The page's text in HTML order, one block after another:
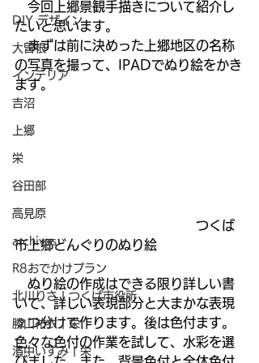
DIY デザイン
大曽根
インテリア
吉沼
上郷
栄
谷田部
高見原
archives
R8おでかけプラン
北川りさ | つくば市役所
勝山祐衣 | 栄
濱中いずみ | 栄
今回上郷景観手描きについて紹介し
たいと思います。
まずは前に決めった上郷地区の名称
の写真を撮って、IPADでぬり絵をかき
ます。
つくば
市上郷どんぐりのぬり絵
ぬり絵の作成はできる限り詳しい書
いて、詳しい表現部分と大まかな表現
２つ分けて作ります。後は色付ます。
色々な色付の作業を試して、水彩を選